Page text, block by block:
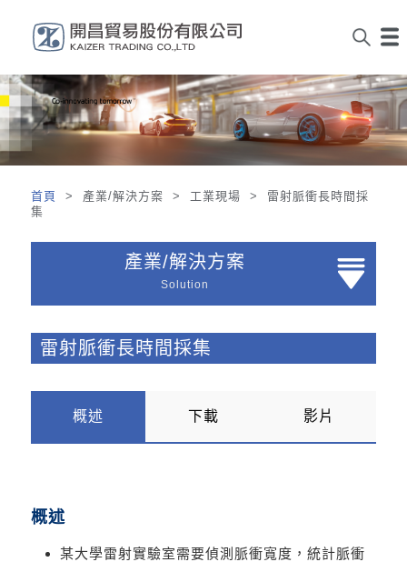
首頁
> 產業/解決方案 > 工業現場 > 雷射脈衝長時間採
集
產業/解決方案
Solution
雷射脈衝長時間採集
概述 下載 影片
概述
某大學雷射實驗室需要偵測脈衝寬度，統計脈衝